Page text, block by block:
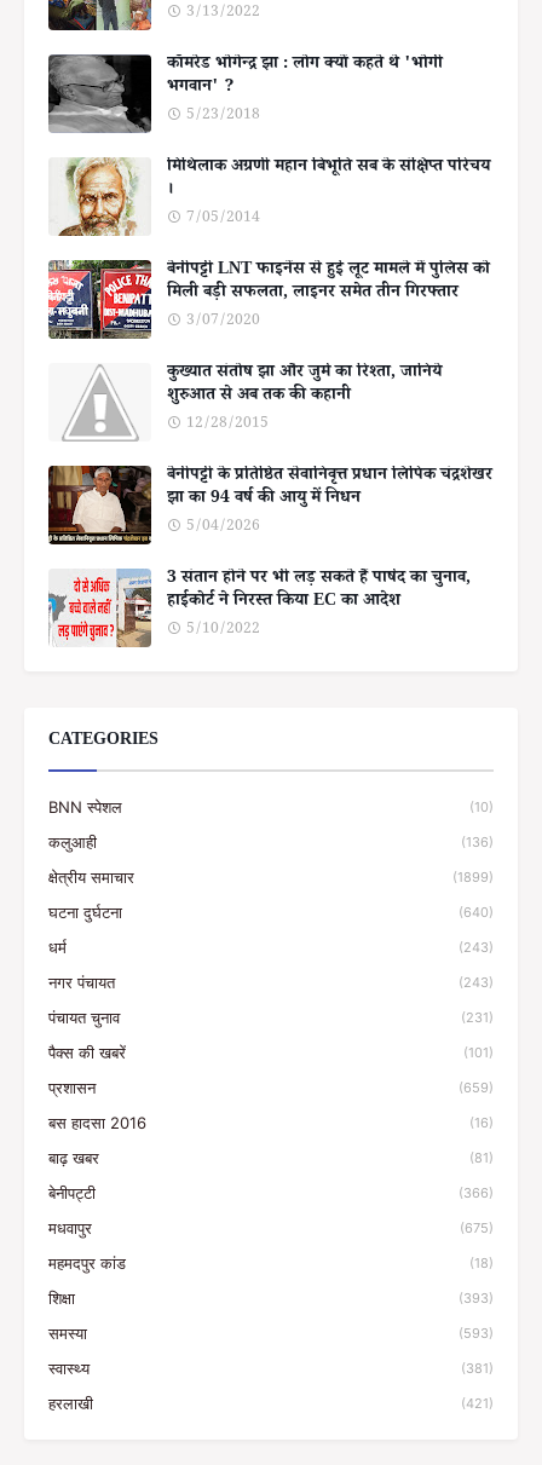
3/13/2022
कॉमरेड भोगेन्द्र झा : लोग क्यों कहते थे 'भोगी
भगवान' ?
5/23/2018
मिथिलाक अग्रणी महान बिभूति सब के संक्षिप्त परिचय
।
7/05/2014
बेनीपट्टी LNT फाइनेंस से हुई लूट मामले में पुलिस को
मिली बड़ी सफलता, लाइनर समेत तीन गिरफ्तार
3/07/2020
कुख्यात संतोष झा और जुर्म का रिश्ता, जानिये
शुरुआत से अब तक की कहानी
12/28/2015
बेनीपट्टी के प्रतिष्ठित सेवानिवृत्त प्रधान लिपिक चंद्रशेखर
झा का 94 वर्ष की आयु में निधन
5/04/2026
3 संतान होने पर भी लड़ सकते हैं पार्षद का चुनाव,
हाईकोर्ट ने निरस्त किया EC का आदेश
5/10/2022
CATEGORIES
BNN स्पेशल (10)
कलुआही (136)
क्षेत्रीय समाचार (1899)
घटना दुर्घटना (640)
धर्म (243)
नगर पंचायत (243)
पंचायत चुनाव (231)
पैक्स की खबरें (101)
प्रशासन (659)
बस हादसा 2016 (16)
बाढ़ खबर (81)
बेनीपट्टी (366)
मधवापुर (675)
महमदपुर कांड (18)
शिक्षा (393)
समस्या (593)
स्वास्थ्य (381)
हरलाखी (421)